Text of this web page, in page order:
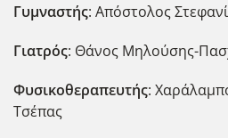
Γυμναστής: Απόστολος
Γιατρός: Θάνος Μηλούσης-
Φυσικοθεραπευτής:
Τσέπας